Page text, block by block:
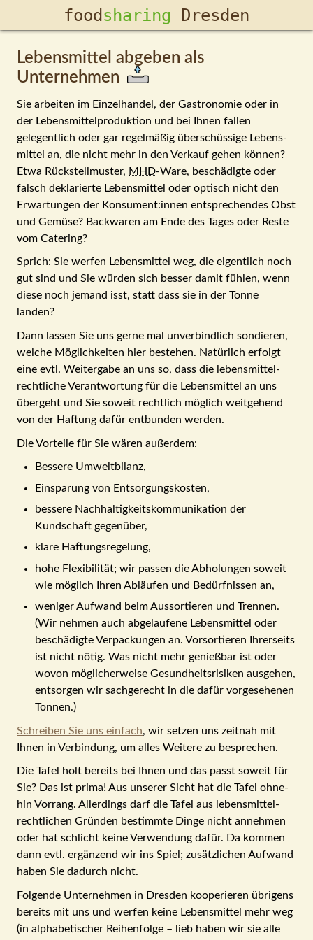
food­sharing Dresden
Lebensmittel abgeben als
Unternehmen
Sie arbeiten im Einzel­handel, der Gastronomie oder in
der Lebens­mittel­pro­duktion und bei Ihnen fallen
gelegentlich oder gar regel­mäßig über­schüssige Lebens­
mittel an, die nicht mehr in den Verkauf gehen können?
Etwa Rück­stell­muster, MHD-Ware, beschädigte oder
falsch dekla­rierte Lebens­mittel oder optisch nicht den
Erwartungen der Konsu­ment:innen ent­sprechendes Obst
und Gemüse? Back­waren am Ende des Tages oder Reste
vom Catering?
Sprich: Sie werfen Lebens­mittel weg, die eigentlich noch
gut sind und Sie würden sich besser damit fühlen, wenn
diese noch jemand isst, statt dass sie in der Tonne
landen?
Dann lassen Sie uns gerne mal unverbindlich sondieren,
welche Mög­lich­keiten hier bestehen. Natürlich erfolgt
eine evtl. Weiter­gabe an uns so, dass die lebens­mittel­
recht­liche Verantwortung für die Lebens­mittel an uns
über­geht und Sie soweit recht­lich möglich weit­gehend
von der Haftung dafür ent­bunden werden.
Die Vorteile für Sie wären außerdem:
Bessere Umweltbilanz,
Einsparung von Entsorgungskosten,
bessere Nachhaltigkeitskommunikation der
Kundschaft gegenüber,
klare Haftungsregelung,
hohe Flexibilität; wir passen die Abholungen soweit
wie möglich Ihren Abläufen und Bedürfnissen an,
weniger Aufwand beim Aus­sortieren und Trennen.
(Wir nehmen auch abgelaufene Lebens­mittel oder
beschädigte Verpackungen an. Vor­sortieren Ihrerseits
ist nicht nötig. Was nicht mehr genießbar ist oder
wovon mög­licher­weise Gesundheits­risiken ausgehen,
ent­sorgen wir sachgerecht in die dafür vorgesehenen
Tonnen.)
Schreiben Sie uns einfach, wir setzen uns zeitnah mit
Ihnen in Verbindung, um alles Weitere zu besprechen.
Die Tafel holt bereits bei Ihnen und das passt soweit für
Sie? Das ist prima! Aus unserer Sicht hat die Tafel ohne­
hin Vor­rang. Aller­dings darf die Tafel aus lebens­mittel­
recht­lichen Gründen bestimmte Dinge nicht an­nehmen
oder hat schlicht keine Verwendung dafür. Da kommen
dann evtl. ergänzend wir ins Spiel; zusätzlichen Aufwand
haben Sie dadurch nicht.
Folgende Unternehmen in Dresden kooperieren übrigens
bereits mit uns und werfen keine Lebens­mittel mehr weg
(in alphabetischer Reihen­folge – lieb haben wir sie alle